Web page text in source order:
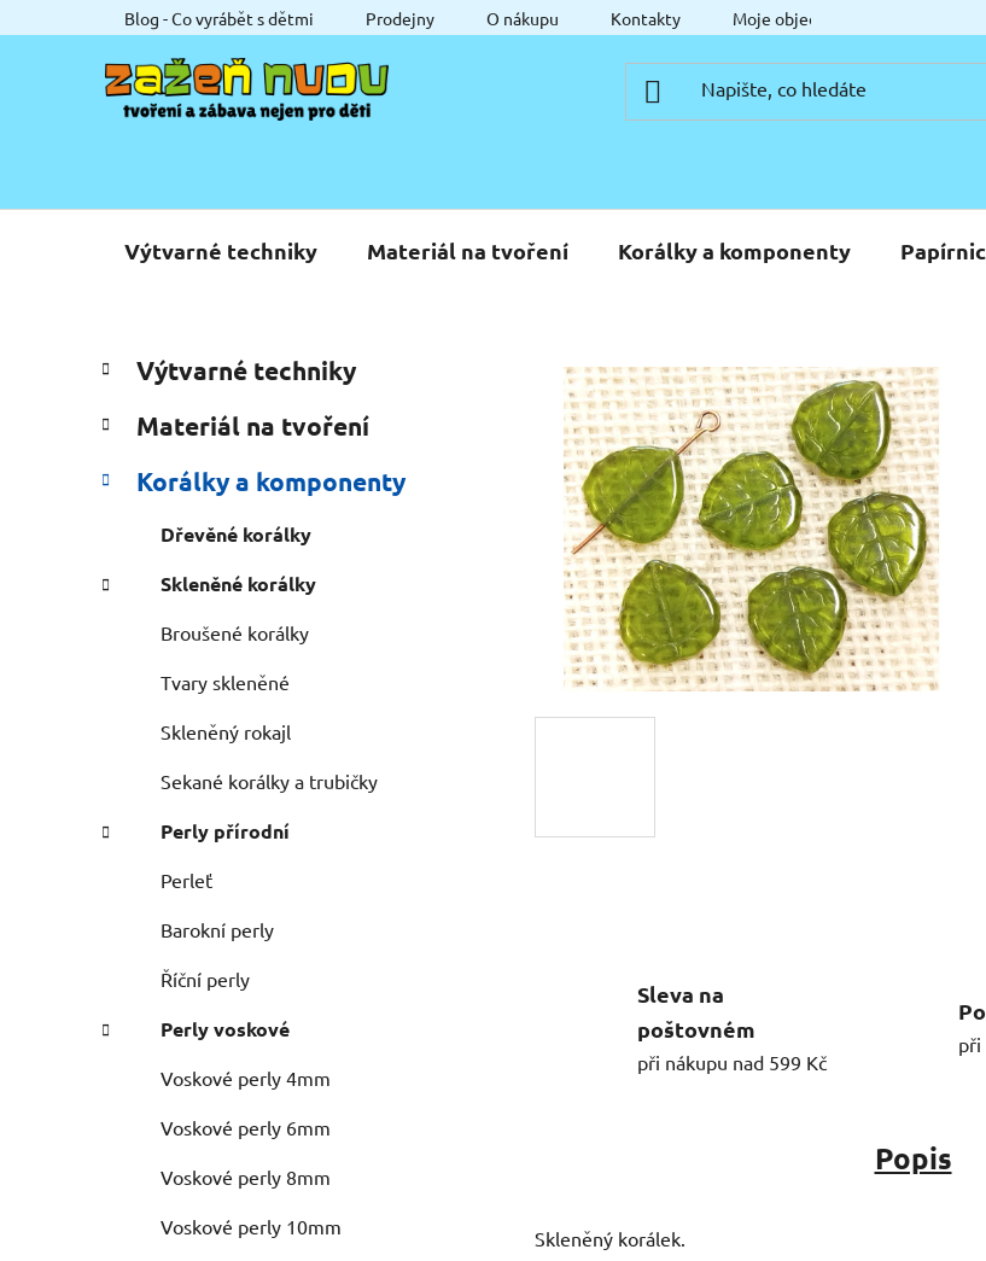
na
Blog - Co vyrábět s dětmi Prodejny O nákupu Kontakty Moje objednávka
Výtvarné techniky Materiál na tvoření Korálky a komponenty
P
o
s
r
n
Přeskočit
kategorie
a
e
o
Výtvarné techniky
Materiál na tvoření
Korálky a komponenty
Dřevěné korálky
Skleněné korálky
Broušené korálky
Tvary skleněné
Skleněný rokajl
Sekané korálky a trubičky
Perly přírodní
Perleť
Barokní perly
Říční perly
Perly voskové
Voskové perly 4mm
Voskové perly 6mm
Voskové perly 8mm
Voskové perly 10mm
Sleva na
poštovném
při nákupu nad 599 Kč
při
Popis
Skleněný korálek.